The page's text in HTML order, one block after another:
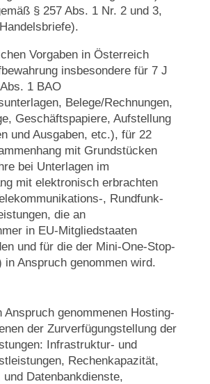
§ 257 Abs. 1 Nr. 2 und 3,
Vorgaben in Österreich
insbesondere für 7 J
1 BAO
Belege/Rechnungen,
Geschäftspapiere, Aufstellung
und Ausgaben, etc.), für 22
mit Grundstücken
bei Unterlagen im
mit elektronisch erbrachten
, Rundfunk-
die an
in EU-Mitgliedstaaten
und für die der Mini-One-Stop-
in Anspruch genommen wird.
Anspruch genommenen Hosting-
der Zurverfügungstellung der
Infrastruktur- und
Rechenkapazität,
Datenbankdienste,